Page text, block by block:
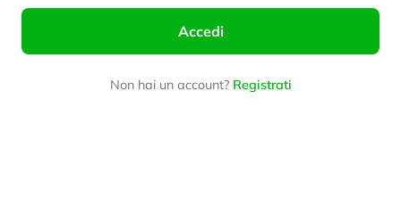
Accedi
Non hai un account? Registrati